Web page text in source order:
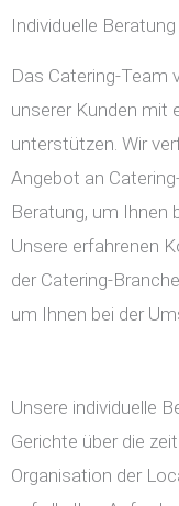
Individuelle Beratung
Das Catering-Team
unserer Kunden mit
unterstützen. Wir
Angebot an
Beratung, um Ihnen
Unsere erfahrenen
der Catering-
um Ihnen bei der
Unsere individuelle
Gerichte über die
Organisation der